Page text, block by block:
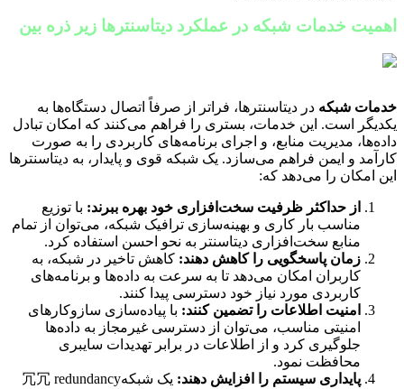
اهمیت خدمات شبکه در عملکرد دیتاسنترها زیر ذره بین
خدمات شبکه در دیتاسنترها، فراتر از صرفاً اتصال دستگاه‌ها به
یکدیگر است. این خدمات، بستری را فراهم می‌کنند که امکان تبادل
داده‌ها، مدیریت منابع، و اجرای برنامه‌های کاربردی را به صورت
کارآمد و ایمن فراهم می‌سازد. یک شبکه قوی و پایدار، به دیتاسنترها
این امکان را می‌دهد که:
از حداکثر ظرفیت سخت‌افزاری خود بهره ببرند: با توزیع
مناسب بار کاری و بهینه‌سازی ترافیک شبکه، می‌توان از تمام
منابع سخت‌افزاری دیتاسنتر به نحو احسن استفاده کرد.
زمان پاسخگویی را کاهش دهند: کاهش تاخیر در شبکه، به
کاربران امکان می‌دهد تا به سرعت به داده‌ها و برنامه‌های
کاربردی مورد نیاز خود دسترسی پیدا کنند.
امنیت اطلاعات را تضمین کنند: با پیاده‌سازی سازوکارهای
امنیتی مناسب، می‌توان از دسترسی غیرمجاز به داده‌ها
جلوگیری کرد و از اطلاعات در برابر تهدیدات سایبری
محافظت نمود.
پایداری سیستم را افزایش دهند:
یک شبکه冗冗 redundancy